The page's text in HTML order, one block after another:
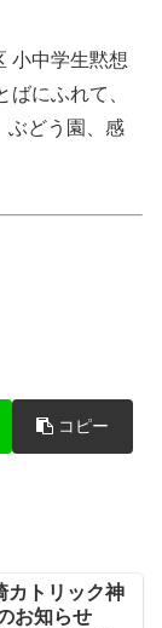
小中学生黙想
にふれて、
ぶどう園、感
コピー
トリック神
お知らせ